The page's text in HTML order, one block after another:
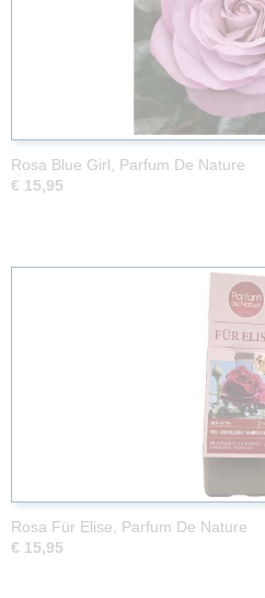
Rosa Blue Girl, Parfum De Nature
€ 15,95
Rosa Für Elise, Parfum De Nature
€ 15,95